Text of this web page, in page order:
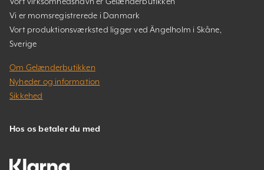
Vi er momsregistrerede i Danmark
Vort produktionsværksted ligger ved Ängelholm i Skåne,
Sverige
Om Gelænderbutikken
Nyheder og information
Sikkehed
Hos os betaler du med